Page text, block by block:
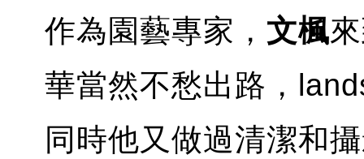
作為園藝專家， 文楓
華當然不愁出路，
同時他又做過清潔和